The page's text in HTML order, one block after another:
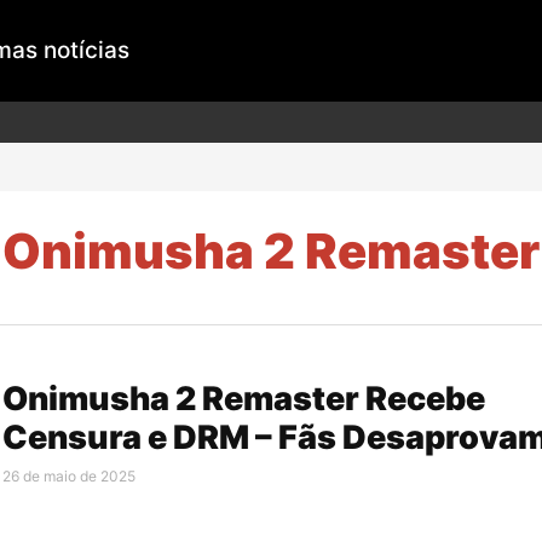
notícias
Onimusha 2 Remaster
Onimusha 2 Remaster Recebe
Censura e DRM – Fãs
26 de maio de 2025